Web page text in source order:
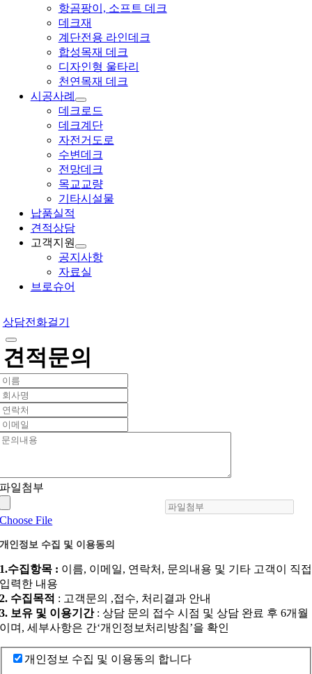
항곰팡이, 소프트 데크
데크재
계단전용 라인데크
합성목재 데크
디자인형 울타리
천연목재 데크
시공사례
데크로드
데크계단
자전거도로
수변데크
전망데크
목교교량
기타시설물
납품실적
견적상담
고객지원
공지사항
자료실
브로슈어
상담전화걸기
견적문의
파일첨부
Choose File
개인정보 수집 및 이용동의
1.수집항목 : 이름, 이메일, 연락처, 문의내용 및 기타 고객이 직접
입력한 내용
2. 수집목적 : 고객문의 ,접수, 처리결과 안내
3. 보유 및 이용기간: 상담 문의 접수 시점 및 상담 완료 후 6개월
이며, 세부사항은 간‘개인정보처리방침’을 확인
개인정보 수집 및 이용동의 합니다